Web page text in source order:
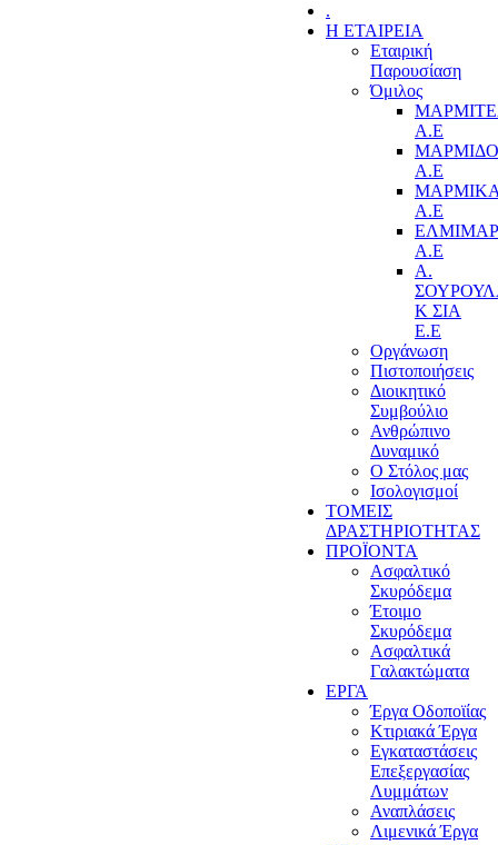
.
Η ΕΤΑΙΡΕΙΑ
Εταιρική
Παρουσίαση
Όμιλος
Α.Ε
Α.Ε
Α.Ε
ΕΛΜΙΜΑΡ
Α.Ε
Α.
Κ ΣΙΑ
Ε.Ε
Οργάνωση
Πιστοποιήσεις
Διοικητικό
Συμβούλιο
Ανθρώπινο
Δυναμικό
Ο Στόλος μας
Ισολογισμοί
ΤΟΜΕΙΣ
ΔΡΑΣΤΗΡΙΟΤΗΤΑΣ
ΠΡΟΪΟΝΤΑ
Ασφαλτικό
Σκυρόδεμα
Έτοιμο
Σκυρόδεμα
Ασφαλτικά
Γαλακτώματα
ΕΡΓΑ
Έργα Οδοποϊίας
Κτιριακά Έργα
Εγκαταστάσεις
Επεξεργασίας
Λυμμάτων
Αναπλάσεις
Λιμενικά Έργα